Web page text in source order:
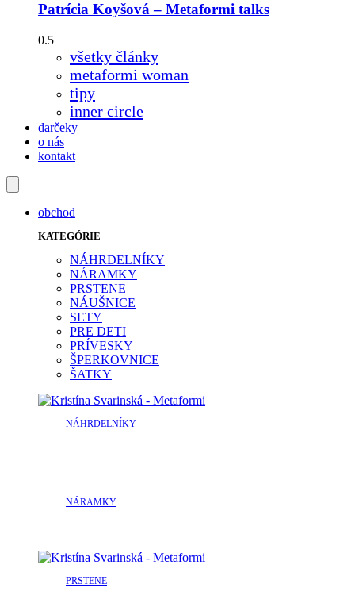
Patrícia Koyšová – Metaformi talks
všetky články
metaformi woman
tipy
inner circle
darčeky
o nás
kontakt
obchod
KATEGÓRIE
NÁHRDELNÍKY
NÁRAMKY
PRSTENE
NÁUŠNICE
SETY
PRE DETI
PRÍVESKY
ŠPERKOVNICE
ŠATKY
NÁHRDELNÍKY
NÁRAMKY
PRSTENE